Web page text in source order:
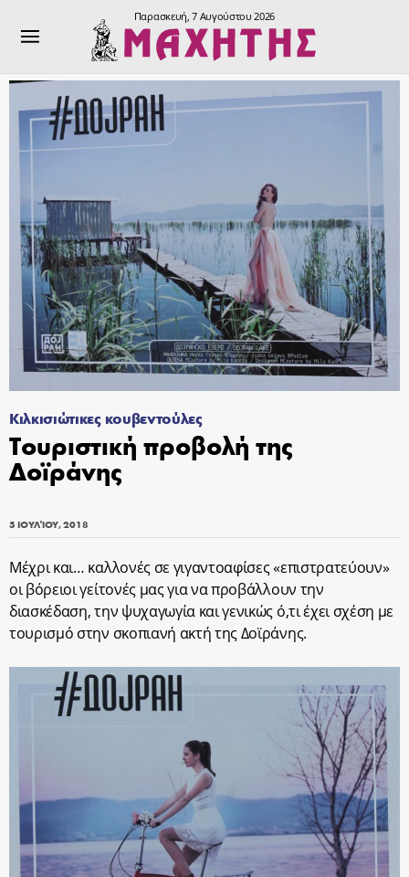
Παρασκευή, 7 Αυγούστου 2026
Κιλκισιώτικες κουβεντούλες
Τουριστική προβολή της
Δοϊράνης
5 ΙΟΥΛΊΟΥ, 2018
Μέχρι και… καλλονές σε γιγαντοαφίσες «επιστρατεύουν»
οι βόρειοι γείτονές μας για να προβάλλουν την
διασκέδαση, την ψυχαγωγία και γενικώς ό,τι έχει σχέση με
τουρισμό στην σκοπιανή ακτή της Δοϊράνης.